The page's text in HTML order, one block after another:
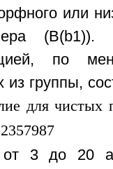
или
по
группы,
3 до 20